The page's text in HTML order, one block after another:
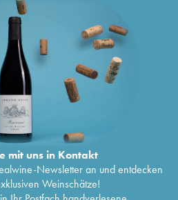
mit uns in Kontakt
Newsletter an und entdecken
Weinschätze!